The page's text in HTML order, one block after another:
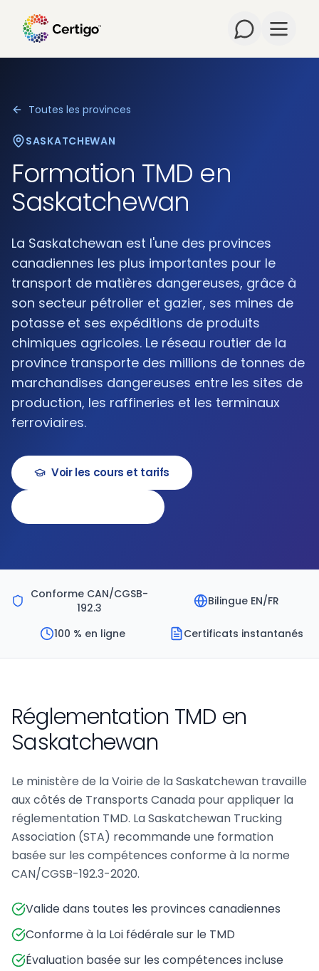
Open
Toutes les provinces
SASKATCHEWAN
Formation TMD en
Saskatchewan
La Saskatchewan est l'une des provinces
canadiennes les plus importantes pour le
transport de matières dangereuses, grâce à
son secteur pétrolier et gazier, ses mines de
potasse et ses expéditions de produits
chimiques agricoles. Le réseau routier de la
province transporte des millions de tonnes de
marchandises dangereuses entre les sites de
production, les raffineries et les terminaux
ferroviaires.
Voir les cours et tarifs
Conforme CAN/CGSB-
192.3
Bilingue EN/FR
100 % en ligne Certificats instantanés
Réglementation TMD en
Saskatchewan
Le ministère de la Voirie de la Saskatchewan travaille
aux côtés de Transports Canada pour appliquer la
réglementation TMD. La Saskatchewan Trucking
Association (STA) recommande une formation
basée sur les compétences conforme à la norme
CAN/CGSB-192.3-2020.
Valide dans toutes les provinces canadiennes
Conforme à la Loi fédérale sur le TMD
Évaluation basée sur les compétences incluse